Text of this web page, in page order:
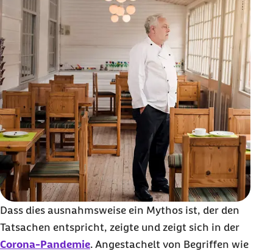
Dass dies ausnahmsweise ein Mythos ist, der den
Tatsachen entspricht, zeigte und zeigt sich in der
Corona-Pandemie. Angestachelt von Begriffen wie